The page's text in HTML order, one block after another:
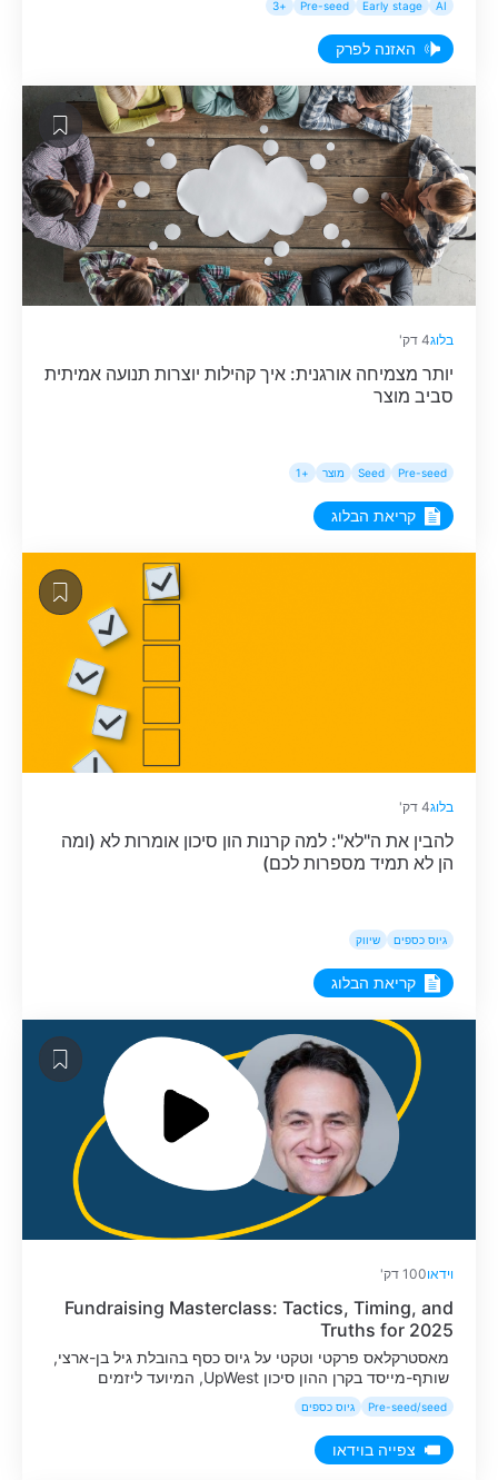
AI
Early stage
Pre-seed
+3
האזנה לפרק
בלוג4 דק'
יותר מצמיחה אורגנית: איך קהילות יוצרות תנועה אמיתית
סביב מוצר
Pre-seed
Seed מוצר +1
קריאת הבלוג
בלוג4 דק'
להבין את ה"לא": למה קרנות הון סיכון אומרות לא (ומה
הן לא תמיד מספרות לכם)
גיוס כספים שיווק
קריאת הבלוג
וידאו100 דק'
Fundraising Masterclass: Tactics, Timing, and
Truths for 2025
מאסטרקלאס פרקטי וטקטי על גיוס כסף בהובלת גיל בן-ארצי,
שותף-מייסד בקרן ההון סיכון UpWest, המיועד ליזמים
בשלבים מוקדמים.
Pre-seed/seed גיוס כספים
צפייה בוידאו